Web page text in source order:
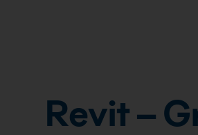
Revit –